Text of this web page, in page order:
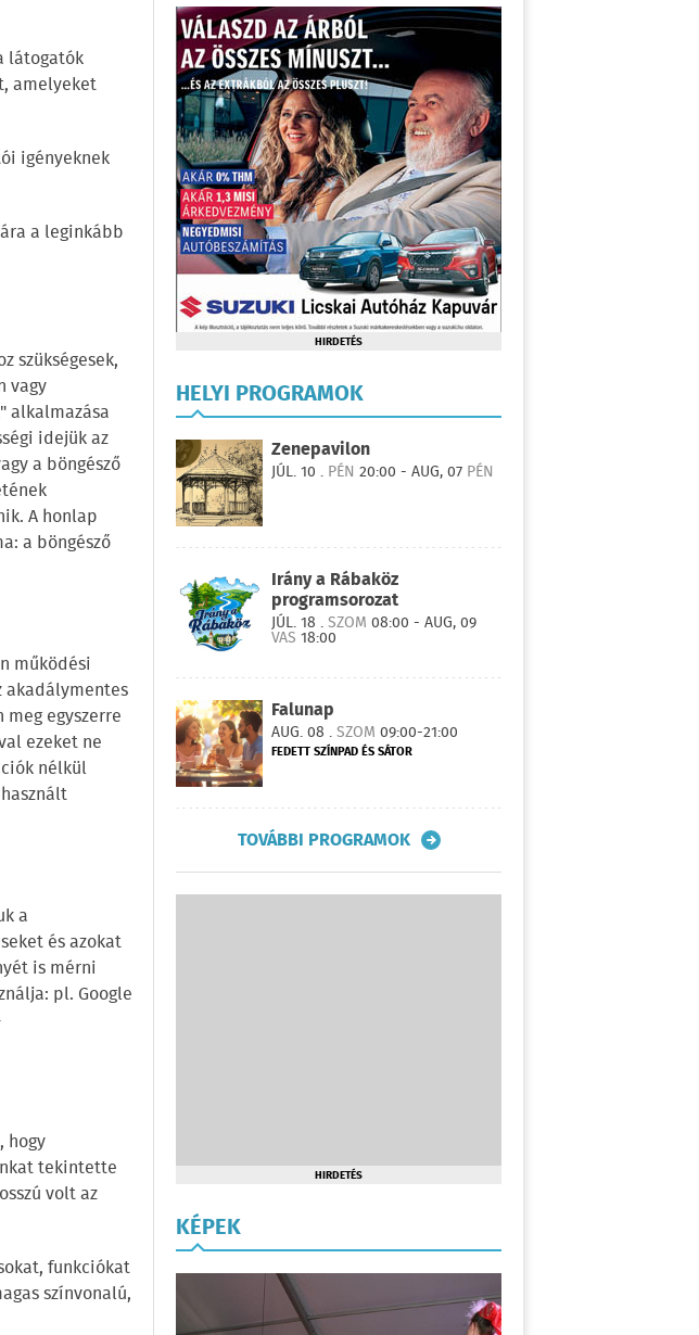
látogatók
amelyeket
igényeknek
a leginkább
szükségesek,
vagy
alkalmazása
idejük az
a böngésző
A honlap
a böngésző
működési
akadálymentes
egyszerre
ezeket ne
nélkül
a
és azokat
is mérni
pl. Google
hogy
tekintette
volt az
funkciókat
színvonalú,
HIRDETÉS
HELYI PROGRAMOK
Zenepavilon
JÚL. 10 . PÉN 20:00 - AUG, 07 PÉN
Irány a Rábaköz
programsorozat
JÚL. 18 .SZOM 08:00 - AUG, 09
VAS 18:00
Falunap
AUG. 08 .SZOM 09:00-21:00
FEDETT SZÍNPAD ÉS SÁTOR
TOVÁBBI PROGRAMOK
HIRDETÉS
KÉPEK